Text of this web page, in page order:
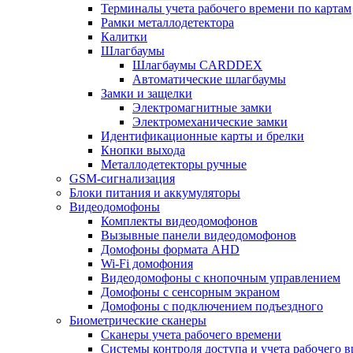
Терминалы учета рабочего времени по картам
Рамки металлодетектора
Калитки
Шлагбаумы
Шлагбаумы CARDDEX
Автоматические шлагбаумы
Замки и защелки
Электромагнитные замки
Электромеханические замки
Идентификационные карты и брелки
Кнопки выхода
Металлодетекторы ручные
GSM-сигнализация
Блоки питания и аккумуляторы
Видеодомофоны
Комплекты видеодомофонов
Вызывные панели видеодомофонов
Домофоны формата AHD
Wi-Fi домофония
Видеодомофоны с кнопочным управлением
Домофоны с сенсорным экраном
Домофоны с подключением подъездного
Биометрические сканеры
Сканеры учета рабочего времени
Системы контроля доступа и учета рабочего